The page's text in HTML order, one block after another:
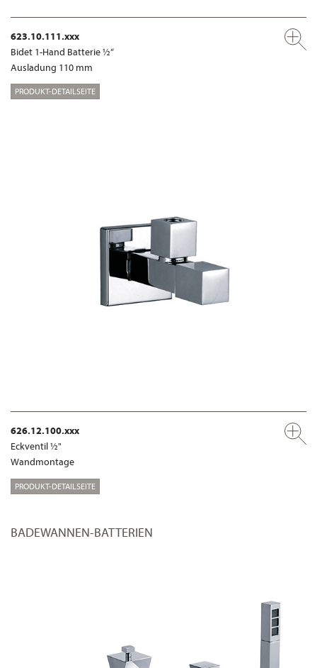
623.10.111.xxx
Bidet 1-Hand Batterie ½“
Ausladung 110 mm
PRODUKT-DETAILSEITE
626.12.100.xxx
Eckventil ½"
Wandmontage
PRODUKT-DETAILSEITE
BADEWANNEN-BATTERIEN